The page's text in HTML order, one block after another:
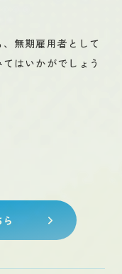
無期雇用者として
はいかがでしょう